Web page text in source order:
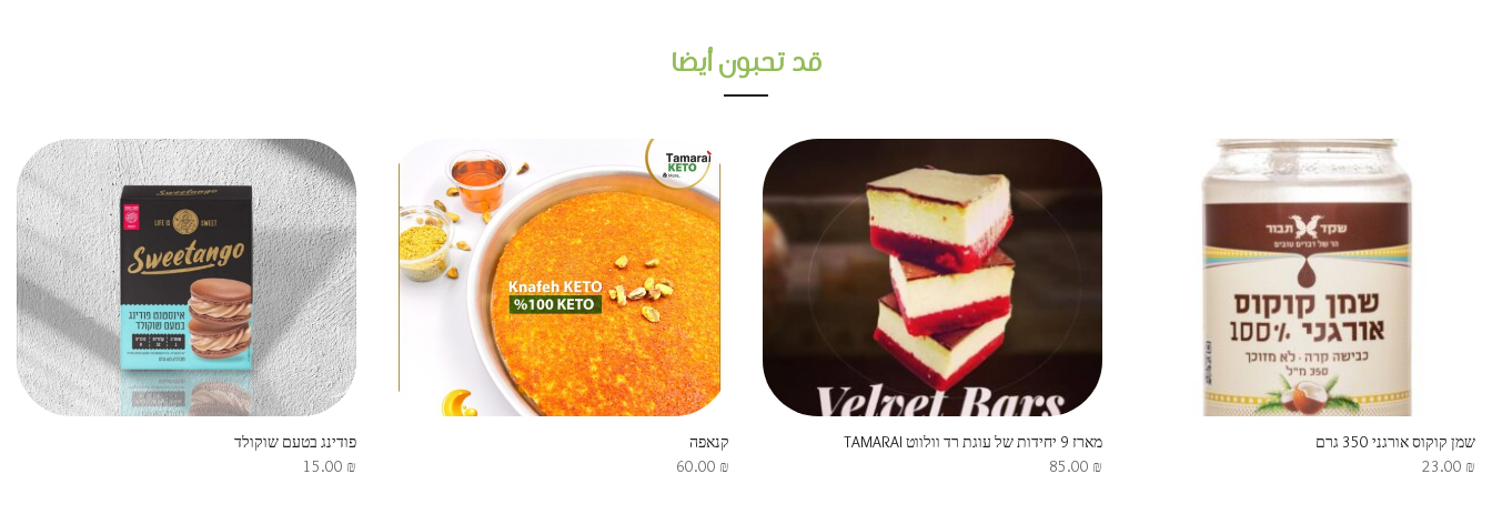
قد تحبون أيضا
שמן קוקוס אורגני 350 גרם
23.00 ₪
מארז 9 יחידות של עוגת רד וולווט TAMARAI
85.00 ₪
קנאפה
60.00 ₪
פודינג בטעם שוקולד
15.00 ₪